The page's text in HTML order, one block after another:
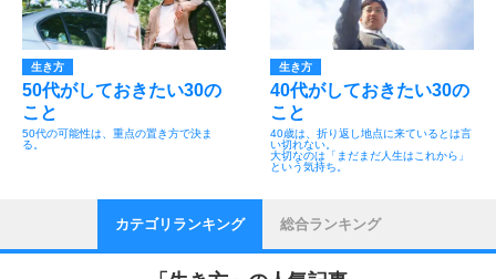
生き方
50代がしておきたい30の
こと
50代の可能性は、重点の置き方で決ま
る。
生き方
40代がしておきたい30の
こと
40歳は、折り返し地点に来ているとは言
い切れない。
大切なのは「まだまだ人生はこれから」
という気持ち。
カテゴリランキング 総合ランキング